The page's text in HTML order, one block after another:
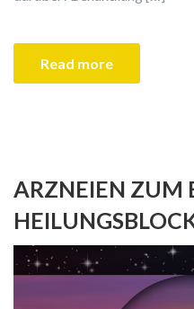
Read more
ARZNEIEN ZUM